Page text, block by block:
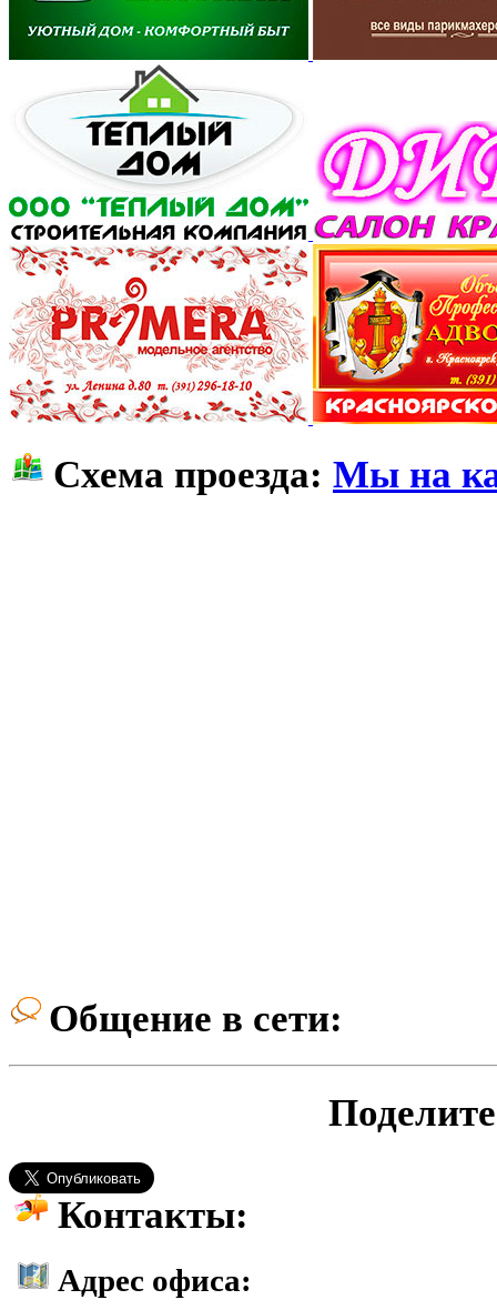
Схема проезда: Мы на
Общение в сети:
Контакты:
Адрес офиса: